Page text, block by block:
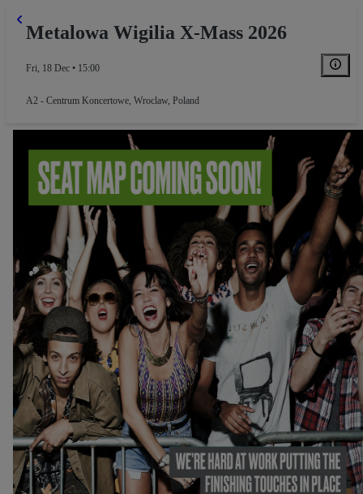
Metalowa Wigilia X-Mass 2026
Fri, 18 Dec • 15:00
A2 - Centrum Koncertowe, Wroclaw, Poland